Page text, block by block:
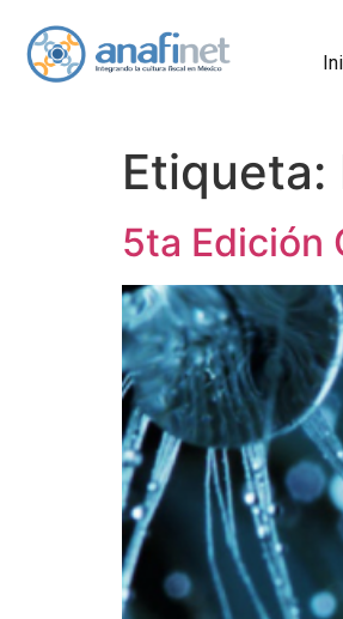
Etiqueta:
5ta Edición